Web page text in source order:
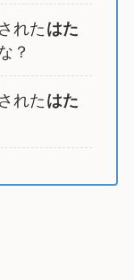
れた はた
？
れた はた